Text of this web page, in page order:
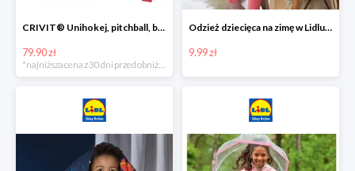
CRIVIT® Unihokej, pitchball, bean bag lub disc golf
79.90 zł
Odzież dziecięca na zimę w Lidlu Online od 9,99 zł
9.99 zł